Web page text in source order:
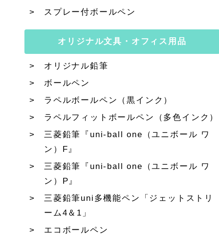
スプレー付ボールペン
オリジナル文具・オフィス用品
オリジナル鉛筆
ボールペン
ラペルボールペン（黒インク）
ラペルフィットボールペン（多色インク）
三菱鉛筆『uni-ball one（ユニボール ワ
ン）F』
三菱鉛筆『uni-ball one（ユニボール ワ
ン）P』
三菱鉛筆uni多機能ペン「ジェットストリ
ーム4＆1」
エコボールペン